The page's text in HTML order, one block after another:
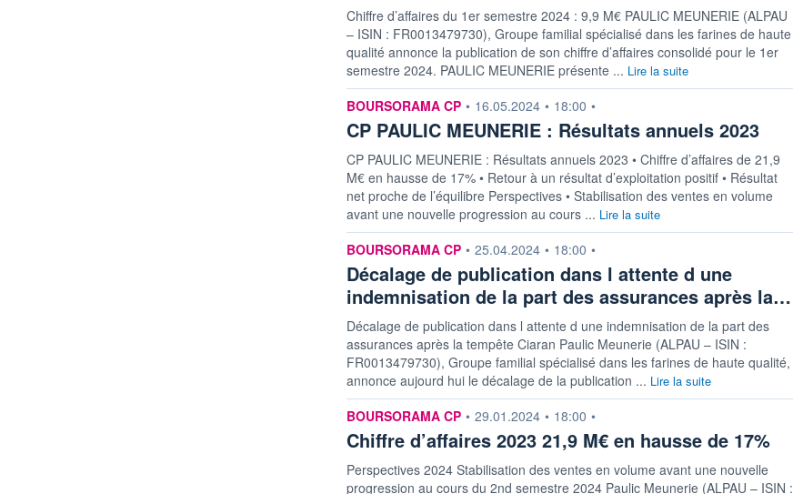
Chiffre d’affaires du 1er semestre 2024 : 9,9 M€ PAULIC MEUNERIE (ALPAU
– ISIN : FR0013479730), Groupe familial spécialisé dans les farines de haute
qualité annonce la publication de son chiffre d’affaires consolidé pour le 1er
semestre 2024. PAULIC MEUNERIE présente ... Lire la suite
information fournie par
BOURSORAMA CP • 16.05.2024 • 18:00 •
CP PAULIC MEUNERIE : Résultats annuels 2023
CP PAULIC MEUNERIE : Résultats annuels 2023 • Chiffre d’affaires de 21,9
M€ en hausse de 17% • Retour à un résultat d’exploitation positif • Résultat
net proche de l’équilibre Perspectives • Stabilisation des ventes en volume
avant une nouvelle progression au cours ... Lire la suite
information fournie par
BOURSORAMA CP • 25.04.2024 • 18:00 •
Décalage de publication dans l attente d une
indemnisation de la part des assurances après la…
Décalage de publication dans l attente d une indemnisation de la part des
assurances après la tempête Ciaran Paulic Meunerie (ALPAU – ISIN :
FR0013479730), Groupe familial spécialisé dans les farines de haute qualité,
annonce aujourd hui le décalage de la publication ... Lire la suite
information fournie par
BOURSORAMA CP • 29.01.2024 • 18:00 •
Chiffre d’affaires 2023 21,9 M€ en hausse de 17%
Perspectives 2024 Stabilisation des ventes en volume avant une nouvelle
progression au cours du 2nd semestre 2024 Paulic Meunerie (ALPAU – ISIN :